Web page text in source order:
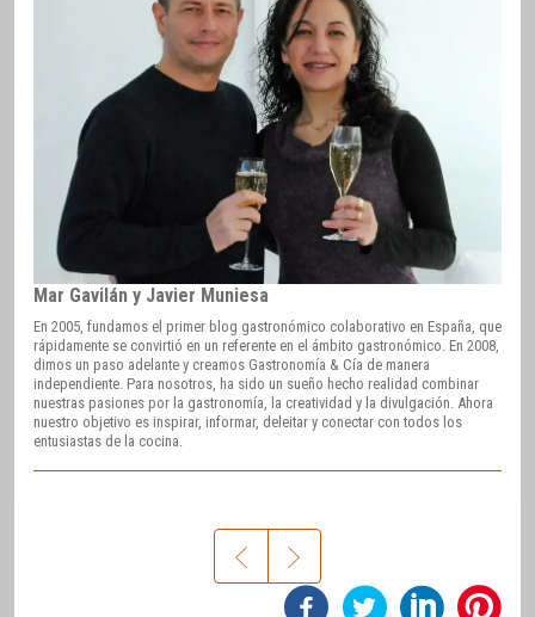
Mar Gavilán y Javier Muniesa
En 2005, fundamos el primer blog gastronómico colaborativo en España, que
rápidamente se convirtió en un referente en el ámbito gastronómico. En 2008,
dimos un paso adelante y creamos Gastronomía & Cía de manera
independiente. Para nosotros, ha sido un sueño hecho realidad combinar
nuestras pasiones por la gastronomía, la creatividad y la divulgación. Ahora
nuestro objetivo es inspirar, informar, deleitar y conectar con todos los
entusiastas de la cocina.